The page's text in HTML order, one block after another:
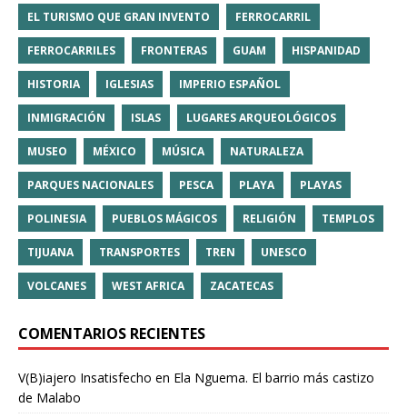
EL TURISMO QUE GRAN INVENTO FERROCARRIL
FERROCARRILES FRONTERAS GUAM HISPANIDAD
HISTORIA IGLESIAS IMPERIO ESPAÑOL
INMIGRACIÓN ISLAS LUGARES ARQUEOLÓGICOS
MUSEO MÉXICO MÚSICA NATURALEZA
PARQUES NACIONALES PESCA PLAYA PLAYAS
POLINESIA PUEBLOS MÁGICOS RELIGIÓN TEMPLOS
TIJUANA TRANSPORTES TREN UNESCO
VOLCANES WEST AFRICA ZACATECAS
COMENTARIOS RECIENTES
V(B)iajero Insatisfecho en Ela Nguema. El barrio más castizo
de Malabo